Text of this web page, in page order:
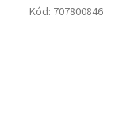
Kód: 707800846